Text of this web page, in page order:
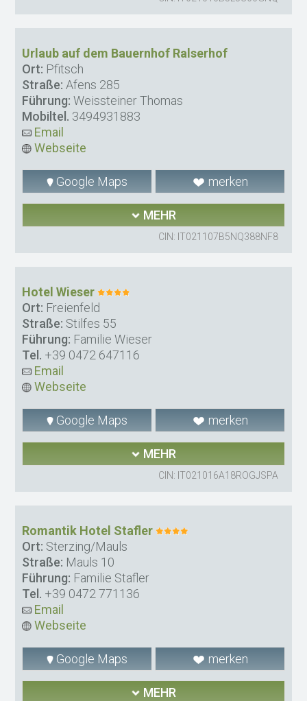
Urlaub auf dem Bauernhof Ralserhof
Ort: Pfitsch
Straße: Afens 285
Führung: Weissteiner Thomas
Mobiltel. 3494931883
Email
Webseite
Google Maps merken
MEHR
CIN: IT021107B5NQ388NF8
Hotel Wieser
Ort: Freienfeld
Straße: Stilfes 55
Führung: Familie Wieser
Tel. +39 0472 647116
Email
Webseite
Google Maps merken
MEHR
CIN: IT021016A18ROGJSPA
Romantik Hotel Stafler
Ort: Sterzing/Mauls
Straße: Mauls 10
Führung: Familie Stafler
Tel. +39 0472 771136
Email
Webseite
Google Maps merken
MEHR